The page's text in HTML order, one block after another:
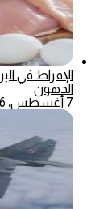
الإفراط في
الدهون
7 أغسطس، 2026